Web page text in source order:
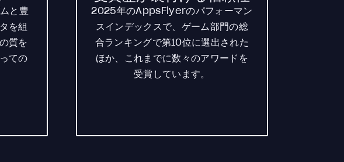
と豊
を組
質を
ての
2025年のAppsFlyerのパフォーマン
スインデックスで、ゲーム部門の総
合ランキングで第10位に選出された
ほか、これまでに数々のアワードを
受賞しています。